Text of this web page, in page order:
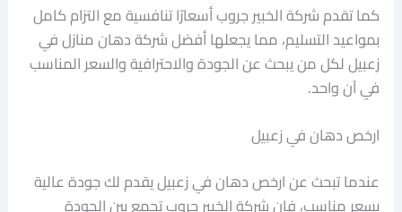
كما تقدم شركة الخبير جروب أسعارًا تنافسية مع التزام كامل
بمواعيد التسليم، مما يجعلها أفضل شركة دهان منازل في
زعبيل لكل من يبحث عن الجودة والاحترافية والسعر المناسب
في آن واحد.
ارخص دهان في زعبيل
عندما تبحث عن ارخص دهان في زعبيل يقدم لك جودة عالية
بسعر مناسب، فإن شركة الخبير جروب تجمع بين الجودة